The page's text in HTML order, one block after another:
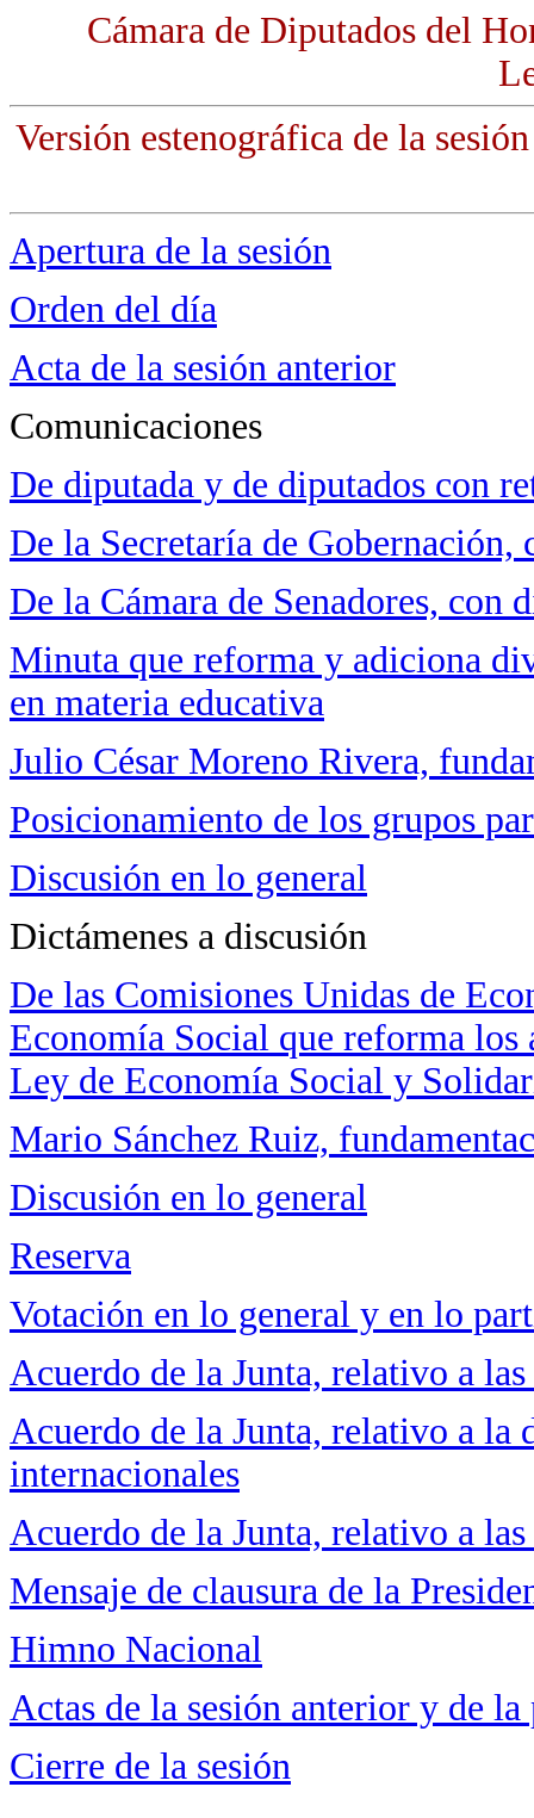
Cámara de Diputados del
Versión estenográfica de la
Apertura de la sesión
Orden del día
Acta de la sesión anterior
Comunicaciones
De diputada y de diputados con
De la Secretaría de Gobernación,
De la Cámara de Senadores, con
Minuta que reforma y adiciona
en materia educativa
Julio César Moreno Rivera,
Posicionamiento de los grupos
Discusión en lo general
Dictámenes a discusión
De las Comisiones Unidas de
Economía Social que reforma
Ley de Economía Social y
Mario Sánchez Ruiz,
Discusión en lo general
Reserva
Votación en lo general y en lo
Acuerdo de la Junta, relativo a
Acuerdo de la Junta, relativo a la
internacionales
Acuerdo de la Junta, relativo a
Mensaje de clausura de la
Himno Nacional
Actas de la sesión anterior y de la
Cierre de la sesión